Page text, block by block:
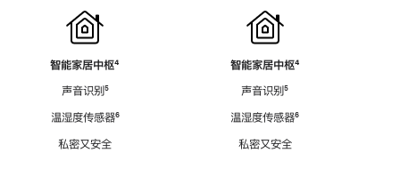
智能家居中枢脚
⁴
声音识别脚
⁵
温湿度传感器脚
⁶
私密又安全
智能家居中枢脚
⁴
声音识别脚
⁵
温湿度传感器脚
⁶
私密又安全